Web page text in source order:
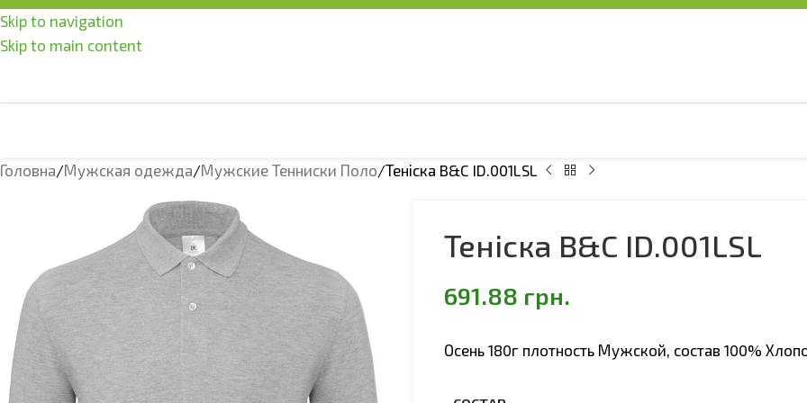
Skip to navigation
Skip to main content
Головна Мужская одежда Мужские Тенниски Поло Теніска B&C ID.001LSL
Теніска B&C ID.001LSL
691.88 грн.
Осень 180г плотность Мужской, состав 100%